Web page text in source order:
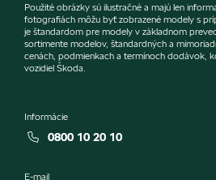
Použité obrázky sú ilustračné a majú len
fotografiách môžu byť zobrazené modely s
je štandardom pre modely v základnom
sortimente modelov, štandardných a
cenách, podmienkach a termínoch dodávok,
vozidiel Škoda.
Informácie
0800 10 20 10
E-mail